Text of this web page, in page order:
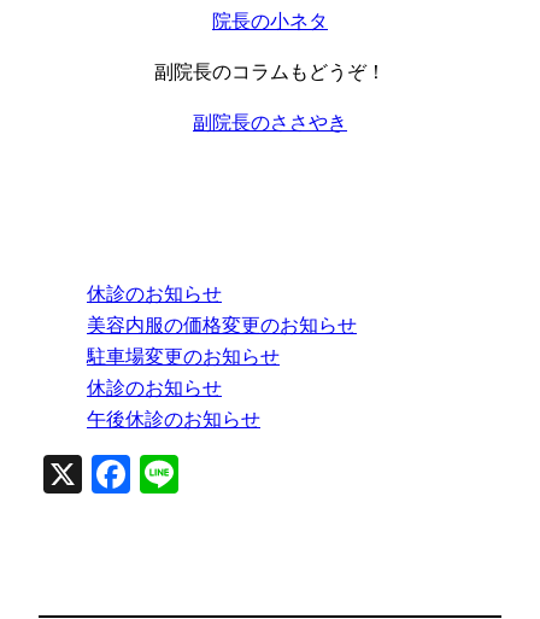
院長の小ネタ
副院長のコラムもどうぞ！
副院長のささやき
休診のお知らせ
美容内服の価格変更のお知らせ
駐車場変更のお知らせ
休診のお知らせ
午後休診のお知らせ
X Facebook